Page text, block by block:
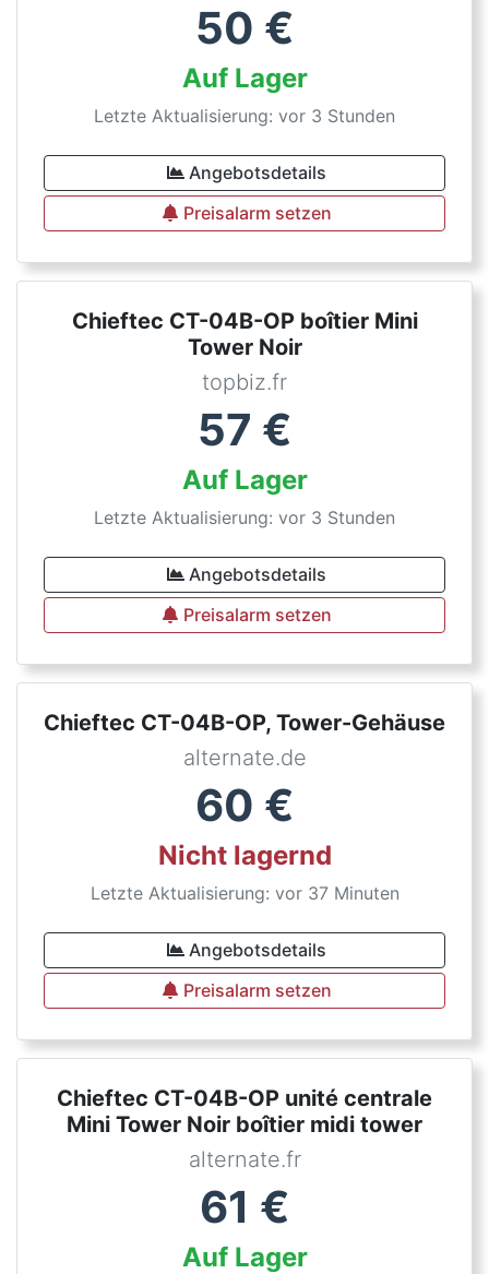
50 €
Auf Lager
Letzte Aktualisierung: vor 3 Stunden
Angebotsdetails
Preisalarm setzen
Chieftec CT-04B-OP boîtier Mini
Tower Noir
topbiz.fr
57 €
Auf Lager
Letzte Aktualisierung: vor 3 Stunden
Angebotsdetails
Preisalarm setzen
Chieftec CT-04B-OP, Tower-Gehäuse
alternate.de
60 €
Nicht lagernd
Letzte Aktualisierung: vor 37 Minuten
Angebotsdetails
Preisalarm setzen
Chieftec CT-04B-OP unité centrale
Mini Tower Noir boîtier midi tower
alternate.fr
61 €
Auf Lager